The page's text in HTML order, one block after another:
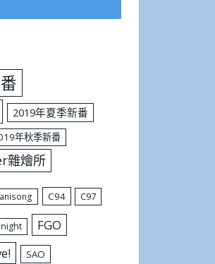
2019年夏季新番
年秋季新番
雜燴所
anisong C94 C97
FGO
SAO